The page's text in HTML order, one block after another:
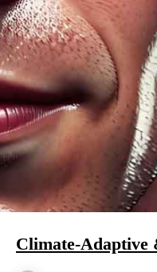
Climate-Adaptive